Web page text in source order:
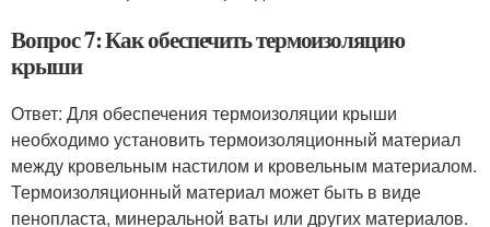
Вопрос 7: Как обеспечить термоизоляцию
крыши
Ответ: Для обеспечения термоизоляции крыши
необходимо установить термоизоляционный материал
между кровельным настилом и кровельным материалом.
Термоизоляционный материал может быть в виде
пенопласта, минеральной ваты или других материалов.